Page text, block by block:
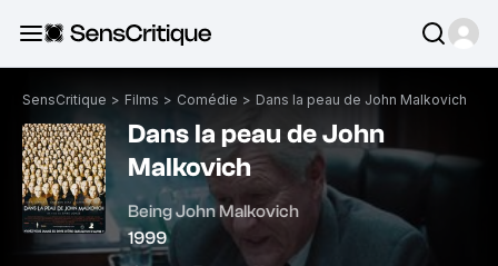
SensCritique > Films > Comédie > Dans la peau de John Malkovich
Dans la peau de John
Malkovich
Being John Malkovich
1999